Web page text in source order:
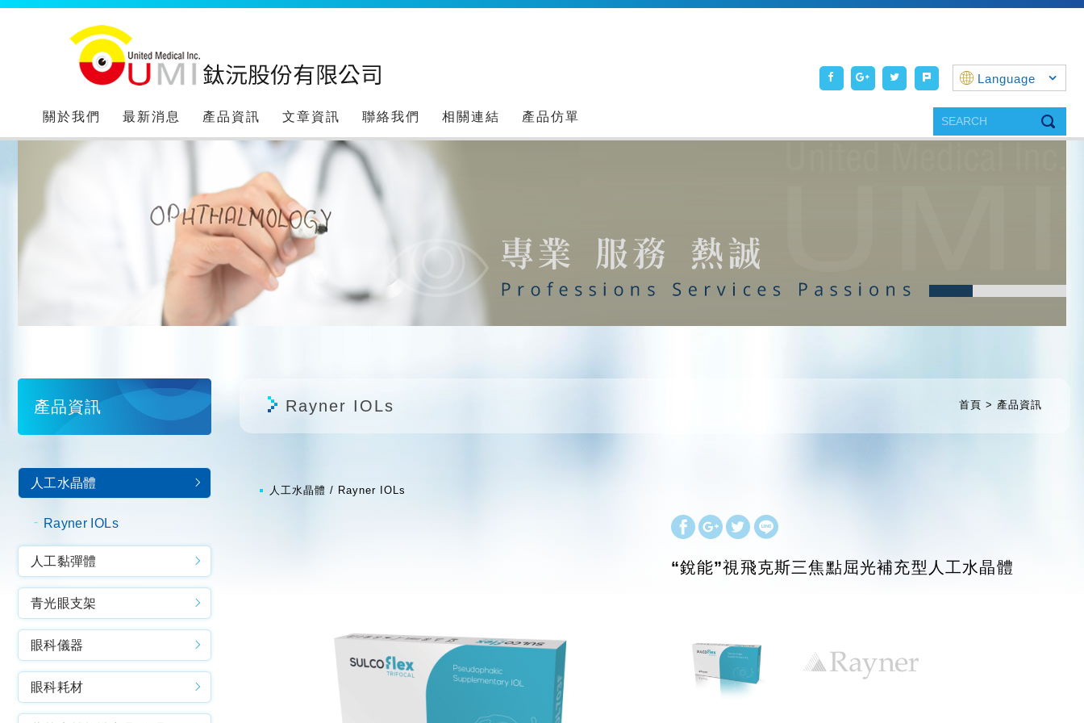
Language
關於我們 最新消息 產品資訊 文章資訊 聯絡我們 相關連結 產品仿單
產品資訊
人工水晶體
Rayner IOLs
人工黏彈體
青光眼支架
眼科儀器
眼科耗材
首頁 產品資訊
Rayner IOLs
人工水晶體 Rayner IOLs
“銳能”視飛克斯三焦點屈光補充型人工水晶體